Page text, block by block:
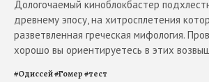
Дологочаемый киноблокбастер
древнему эпосу, на хитросплетения
разветвленная греческая мифология.
хорошо вы ориентируетесь в этих
#Одиссей#Гомер#тест